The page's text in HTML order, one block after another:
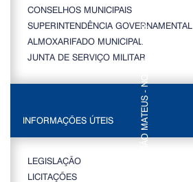
CONSELHOS MUNICIPAIS
SUPERINTENDÊNCIA GOVERNAMENTAL
ALMOXARIFADO MUNICIPAL
JUNTA DE SERVIÇO MILITAR
INFORMAÇÕES ÚTEIS
LEGISLAÇÃO
LICITAÇÕES